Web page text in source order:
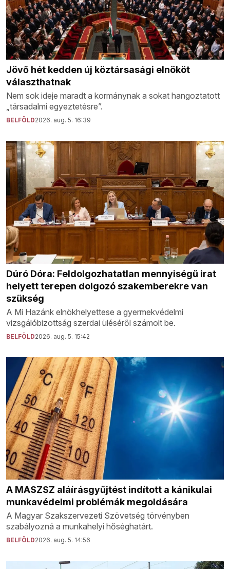
Jövő hét kedden új köztársasági elnököt
választhatnak
Nem sok ideje maradt a kormánynak a sokat hangoztatott
„társadalmi egyeztetésre”.
BELFÖLD2026. aug. 5. 16:39
Dúró Dóra: Feldolgozhatatlan mennyiségű irat
helyett terepen dolgozó szakemberekre van
szükség
A Mi Hazánk elnökhelyettese a gyermekvédelmi
vizsgálóbizottság szerdai üléséről számolt be.
BELFÖLD2026. aug. 5. 15:42
A MASZSZ aláírásgyűjtést indított a kánikulai
munkavédelmi problémák megoldására
A Magyar Szakszervezeti Szövetség törvényben
szabályozná a munkahelyi hőséghatárt.
BELFÖLD2026. aug. 5. 14:56